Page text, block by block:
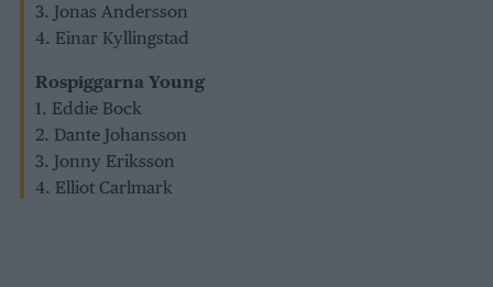
3. Jonas Andersson
4. Einar Kyllingstad
Rospiggarna Young
1. Eddie Bock
2. Dante Johansson
3. Jonny Eriksson
4. Elliot Carlmark